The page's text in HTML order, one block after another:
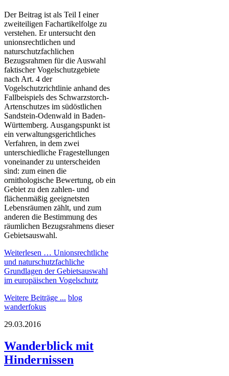
Der Beitrag ist als Teil I einer
zweiteiligen Fachartikelfolge zu
verstehen. Er untersucht den
unionsrechtlichen und
naturschutzfachlichen
Bezugsrahmen für die Auswahl
faktischer Vogelschutzgebiete
nach Art. 4 der
Vogelschutzrichtlinie anhand des
Fallbeispiels des Schwarzstorch-
Artenschutzes im südöstlichen
Sandstein-Odenwald in Baden-
Württemberg. Ausgangspunkt ist
ein verwaltungsgerichtliches
Verfahren, in dem zwei
unterschiedliche Fragestellungen
voneinander zu unterscheiden
sind: zum einen die
ornithologische Bewertung, ob ein
Gebiet zu den zahlen- und
flächenmäßig geeignetsten
Lebensräumen zählt, und zum
anderen die Bestimmung des
räumlichen Bezugsrahmens dieser
Gebietsauswahl.
Weiterlesen … Unionsrechtliche
und naturschutzfachliche
Grundlagen der Gebietsauswahl
im europäischen Vogelschutz
Weitere Beiträge ... blog
wanderfokus
29.03.2016
Wanderblick mit
Hindernissen